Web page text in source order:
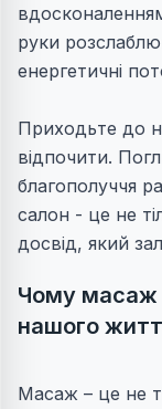
руки
енергетичні
Приходьте до
відпочити.
благополуччя
салон - це не
досвід, який
Чому масаж
нашого
Масаж – це не